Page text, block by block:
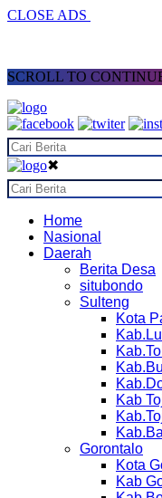
CLOSE ADS
SCROLL TO
✖
Home
Nasional
Daerah
Berita Desa
situbondo
Sulteng
Kota
Kab
Gorontalo
Kota
Kab